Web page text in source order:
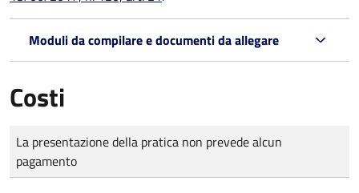
Moduli da compilare e documenti da allegare
Costi
Tipo di pagamento
Importo
La presentazione della pratica non prevede alcun
pagamento